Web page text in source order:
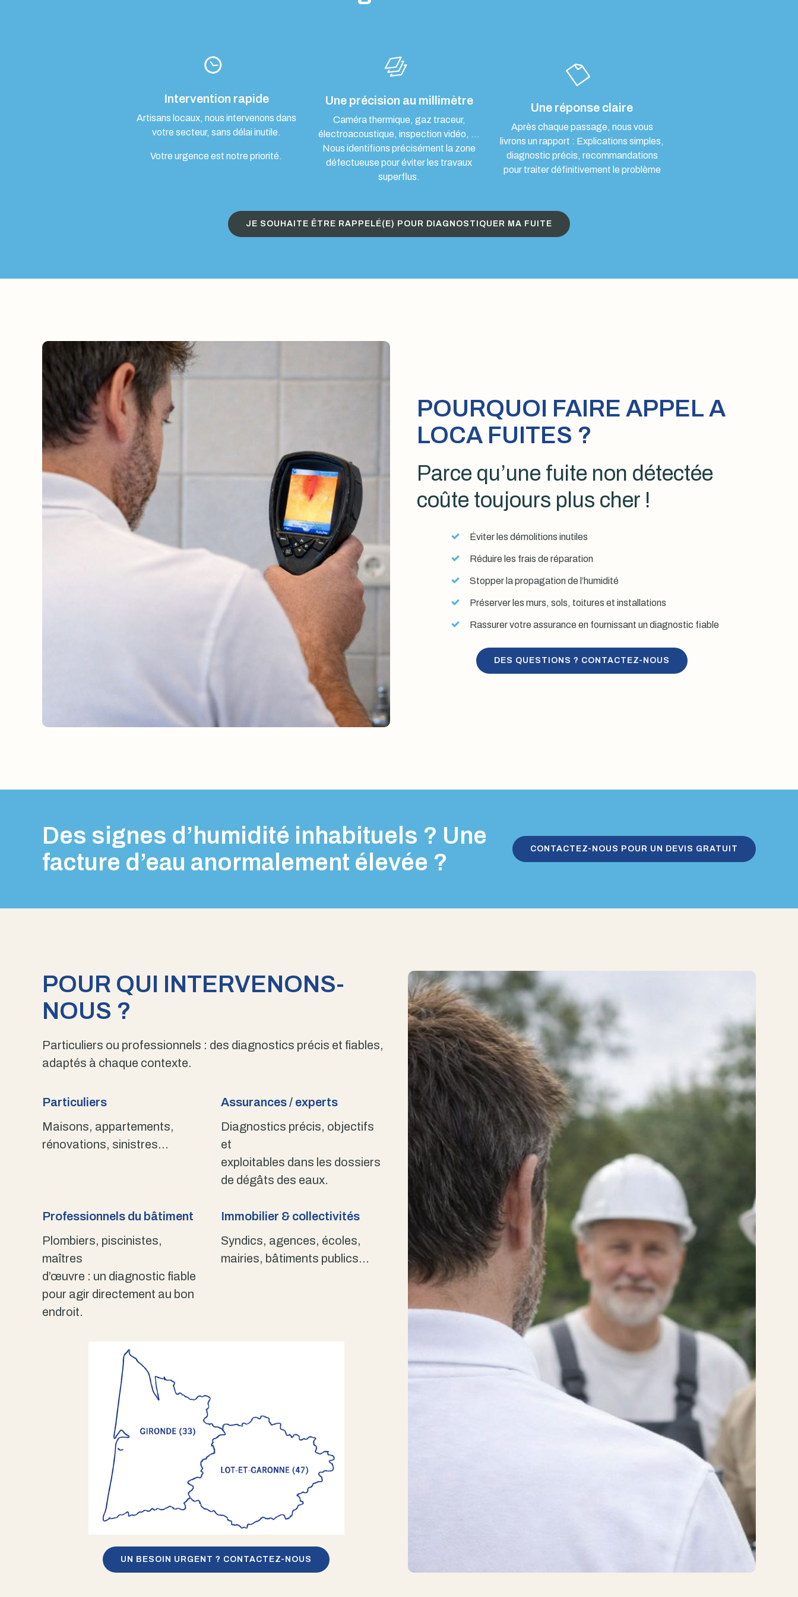
Intervention rapide
Artisans locaux, nous intervenons dans
votre secteur, sans délai inutile.
Votre urgence est notre priorité.
Une précision au millimètre
Caméra thermique, gaz traceur,
électroacoustique, inspection vidéo, …
Nous identifions précisément la zone
défectueuse pour éviter les travaux
superflus.
Une réponse claire
Après chaque passage, nous vous
livrons un rapport : Explications simples,
diagnostic précis, recommandations
pour traiter définitivement le problème
JE SOUHAITE ÊTRE RAPPELÉ(E) POUR DIAGNOSTIQUER MA FUITE
POURQUOI FAIRE APPEL A
LOCA FUITES ?
Parce qu’une fuite non détectée
coûte toujours plus cher !
Éviter les démolitions inutiles
Réduire les frais de réparation
Stopper la propagation de l’humidité
Préserver les murs, sols, toitures et installations
Rassurer votre assurance en fournissant un diagnostic fiable
DES QUESTIONS ? CONTACTEZ-NOUS
Des signes d’humidité inhabituels ? Une
facture d’eau anormalement élevée ?
CONTACTEZ-NOUS POUR UN DEVIS GRATUIT
POUR QUI INTERVENONS-
NOUS ?
Particuliers ou professionnels : des diagnostics précis et fiables,
adaptés à chaque contexte.
Particuliers
Maisons, appartements,
rénovations, sinistres…
Assurances / experts
Diagnostics précis, objectifs
et
exploitables dans les dossiers
de dégâts des eaux.
Professionnels du bâtiment
Plombiers, piscinistes,
maîtres
d’œuvre : un diagnostic fiable
pour agir directement au bon
endroit.
Immobilier & collectivités
Syndics, agences, écoles,
mairies, bâtiments publics…
UN BESOIN URGENT ? CONTACTEZ-NOUS